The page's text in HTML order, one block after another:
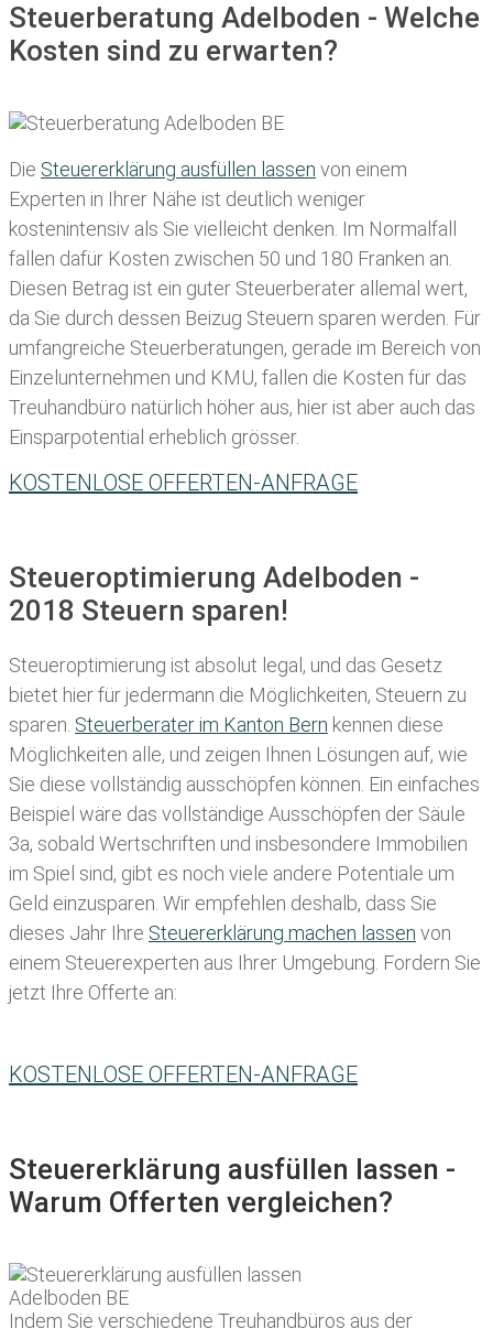
Steuerberatung Adelboden - Welche
Kosten sind zu erwarten?
Die Steuererklärung ausfüllen lassen von einem
Experten in Ihrer Nähe ist deutlich weniger
kostenintensiv als Sie vielleicht denken. Im Normalfall
fallen dafür Kosten zwischen 50 und 180 Franken an.
Diesen Betrag ist ein guter Steuerberater allemal wert,
da Sie durch dessen Beizug Steuern sparen werden. Für
umfangreiche Steuerberatungen, gerade im Bereich von
Einzelunternehmen und KMU, fallen die Kosten für das
Treuhandbüro natürlich höher aus, hier ist aber auch das
Einsparpotential erheblich grösser.
KOSTENLOSE OFFERTEN-ANFRAGE
Steueroptimierung Adelboden -
2018 Steuern sparen!
Steueroptimierung ist absolut legal, und das Gesetz
bietet hier für jedermann die Möglichkeiten, Steuern zu
sparen. Steuerberater im K anton Bern kennen diese
Möglichkeiten alle, und zeigen Ihnen Lösungen auf, wie
Sie diese vollständig ausschöpfen können. Ein einfaches
Beispiel wäre das vollständige Ausschöpfen der Säule
3a, sobald Wertschriften und insbesondere Immobilien
im Spiel sind, gibt es noch viele andere Potentiale um
Geld einzusparen. Wir empfehlen deshalb, dass Sie
dieses Jahr Ihre Steuererklärung machen lassen von
einem Steuerexperten aus Ihrer Umgebung. Fordern Sie
jetzt Ihre Offerte an:
KOSTENLOSE OFFERTEN-ANFRAGE
Steuererklärung ausfüllen lassen -
Warum Offerten vergleichen?
Indem Sie verschiedene Treuhandbüros aus der